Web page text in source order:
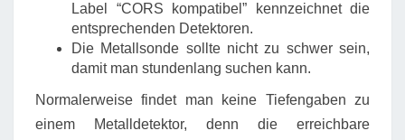
Label “CORS kompatibel” kennzeichnet die
entsprechenden Detektoren.
Die Metallsonde sollte nicht zu schwer sein,
damit man stundenlang suchen kann.
Normalerweise findet man keine Tiefengaben zu
einem Metalldetektor, denn die erreichbare